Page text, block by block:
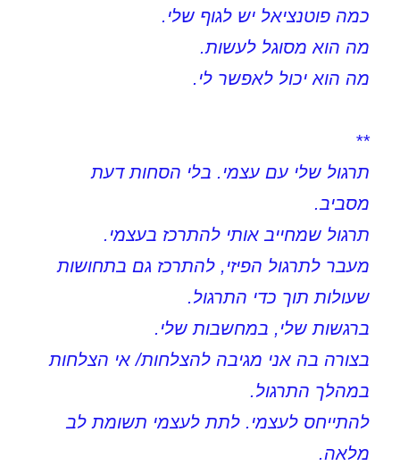
כמה פוטנציאל יש לגוף שלי.
מה הוא מסוגל לעשות.
מה הוא יכול לאפשר לי.
**
תרגול שלי עם עצמי. בלי הסחות דעת
מסביב.
תרגול שמחייב אותי להתרכז בעצמי.
מעבר לתרגול הפיזי, להתרכז גם בתחושות
שעולות תוך כדי התרגול.
ברגשות שלי, במחשבות שלי.
בצורה בה אני מגיבה להצלחות/ אי הצלחות
במהלך התרגול.
להתייחס לעצמי. לתת לעצמי תשומת לב
מלאה.